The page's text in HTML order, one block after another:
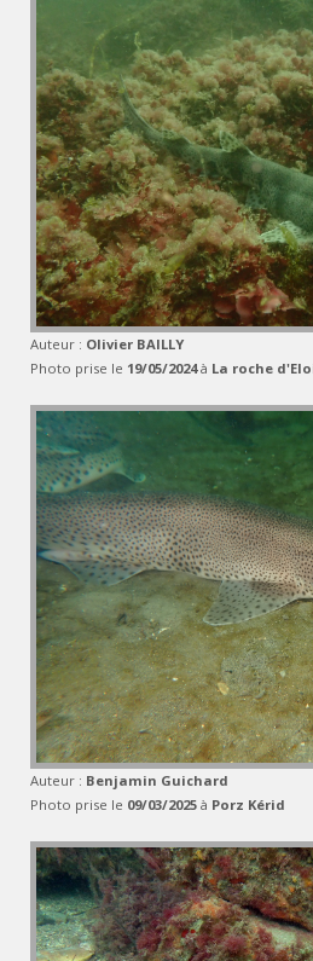
Auteur : Olivier BAILLY
Photo prise le 19/05/2024à La roche
Auteur : Benjamin Guichard
Photo prise le 09/03/2025 à Porz Kérid